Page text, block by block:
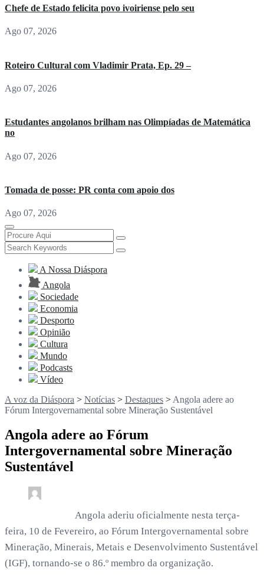
Chefe de Estado felicita povo ivoiriense pelo seu
Ago 07, 2026
Roteiro Cultural com Vladimir Prata, Ep. 29 –
Ago 07, 2026
Estudantes angolanos brilham nas Olimpíadas de Matemática
no
Ago 07, 2026
Tomada de posse: PR conta com apoio dos
Ago 07, 2026
A Nossa Diáspora
Angola
Sociedade
Economia
Desporto
Opinião
Cultura
Mundo
Podcasts
Vídeo
A voz da Diáspora > Notícias > Destaques > Angola adere ao
Fórum Intergovernamental sobre Mineração Sustentável
Angola adere ao Fórum
Intergovernamental sobre Mineração
Sustentável
Angola aderiu oficialmente nesta terça-
feira, 10 de Fevereiro, ao Fórum Intergovernamental sobre
Mineração, Minerais, Metais e Desenvolvimento Sustentável
(IGF), tornando-se o 86.º membro da organização.